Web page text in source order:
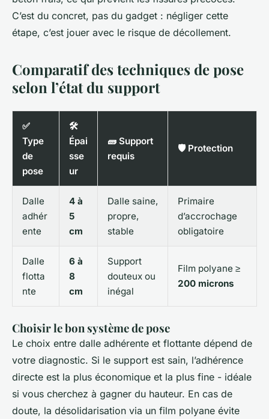
C’est du concret, pas du gadget : négliger cette
étape, c’est jouer avec le risque de décollement.
Comparatif des techniques de pose
selon l’état du support
✅
Type
de
pose
🛠️
Épai
sse
ur
🧱 Support
requis
🛡️ Protection
Dalle
adhér
ente
4 à
5
cm
Dalle saine,
propre,
stable
Primaire
d’accrochage
obligatoire
Dalle
flotta
nte
6 à
8
cm
Support
douteux ou
inégal
Film polyane ≥
200 microns
Choisir le bon système de pose
Le choix entre dalle adhérente et flottante dépend de
votre diagnostic. Si le support est sain, l’adhérence
directe est la plus économique et la plus fine - idéale
si vous cherchez à gagner du hauteur. En cas de
doute, la désolidarisation via un film polyane évite